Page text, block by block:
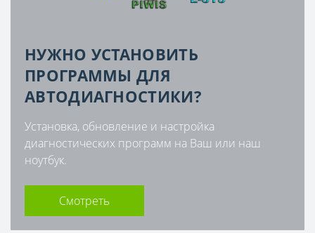
НУЖНО УСТАНОВИТЬ
ПРОГРАММЫ ДЛЯ
АВТОДИАГНОСТИКИ?
Установка, обновление и настройка
диагностических программ на Ваш или наш
ноутбук.
Смотреть